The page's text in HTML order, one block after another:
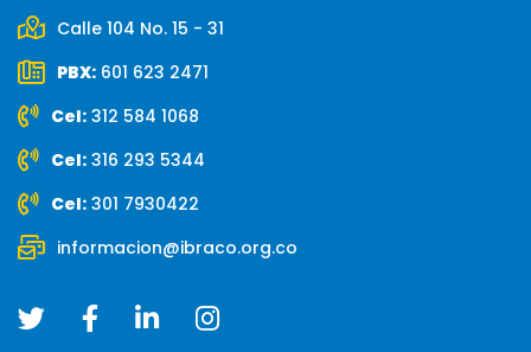
Calle 104 No. 15 - 31
PBX: 601 623 2471
Cel: 312 584 1068
Cel: 316 293 5344
Cel: 301 7930422
informacion@ibraco.org.co